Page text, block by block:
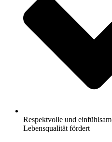
Respektvolle und
Lebensqualität fördert